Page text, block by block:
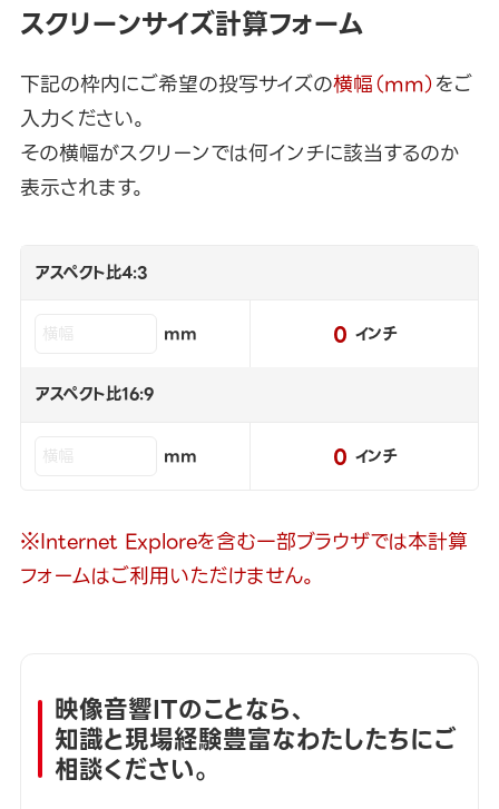
スクリーンサイズ計算フォーム
下記の枠内にご希望の投写サイズの横幅（mm）をご
入力ください。
その横幅がスクリーンでは何インチに該当するのか
表示されます。
アスペクト比4:3
mm 0 インチ
アスペクト比16:9
mm 0 インチ
※Internet Exploreを含む一部ブラウザでは本計算
フォームはご利用いただけません。
映像音響ITのことなら、
知識と現場経験豊富なわたしたちにご
相談ください。